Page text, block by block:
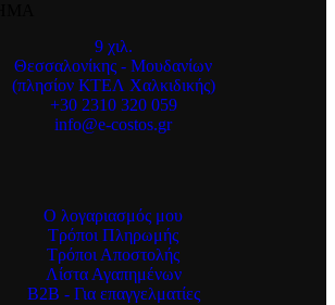
9 χιλ.
Θεσσαλονίκης - Μουδανίων
(πλησίον ΚΤΕΛ Χαλκιδικής)
+30 2310 320 059
info@e-costos.gr
Ο λογαριασμός μου
Τρόποι Πληρωμής
Τρόποι Αποστολής
Λίστα Αγαπημένων
B2B - Για επαγγελματίες